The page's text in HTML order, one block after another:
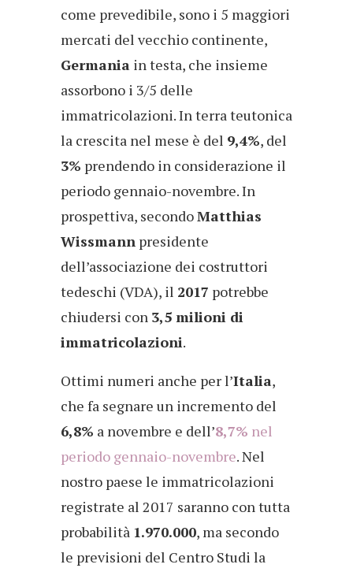
come prevedibile, sono i 5 maggiori
mercati del vecchio continente,
Germania in testa, che insieme
assorbono i 3/5 delle
immatricolazioni. In terra teutonica
la crescita nel mese è del 9,4%, del
3% prendendo in considerazione il
periodo gennaio-novembre. In
prospettiva, secondoMatthias
Wissmann presidente
dell’associazione dei costruttori
tedeschi (VDA), il 2017 potrebbe
chiudersi con 3,5 milioni di
immatricolazioni.
Ottimi numeri anche per l’Italia,
che fa segnare un incremento del
6,8% a novembre e dell’8,7% nel
periodo gennaio-novembre. Nel
nostro paese le immatricolazioni
registrate al 2017 saranno con tutta
probabilità 1.970.000, ma secondo
le previsioni del Centro Studi la